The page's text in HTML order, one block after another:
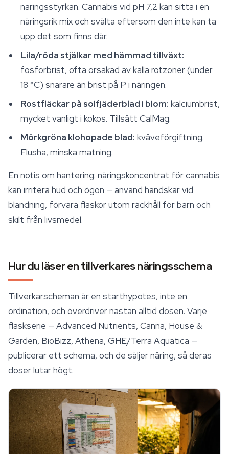
näringsstyrkan. Cannabis vid pH 7,2 kan sitta i en
näringsrik mix och svälta eftersom den inte kan ta
upp det som finns där.
Lila/röda stjälkar med hämmad tillväxt:
fosforbrist, ofta orsakad av kalla rotzoner (under
18 °C) snarare än brist på P i näringen.
Rostfläckar på solfjäderblad i blom: kalciumbrist,
mycket vanligt i kokos. Tillsätt CalMag.
Mörkgröna klohopade blad: kväveförgiftning.
Flusha, minska matning.
En notis om hantering: näringskoncentrat för cannabis
kan irritera hud och ögon — använd handskar vid
blandning, förvara flaskor utom räckhåll för barn och
skilt från livsmedel.
Hur du läser en tillverkares näringsschema
Tillverkarscheman är en starthypotes, inte en
ordination, och överdriver nästan alltid dosen. Varje
flaskserie — Advanced Nutrients, Canna, House &
Garden, BioBizz, Athena, GHE/Terra Aquatica —
publicerar ett schema, och de säljer näring, så deras
doser lutar högt.